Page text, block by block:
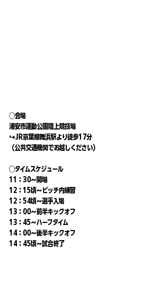
◯会場
浦安市運動公園陸上競技場
↪︎JR京葉線舞浜駅より徒歩17分
（公共交通機関でお越しください）
◯タイムスケジュール
11：30〜開場
12：15頃〜ピッチ内練習
12：54頃〜選手入場
13：00〜前半キックオフ
13：45〜ハーフタイム
14：00〜後半キックオフ
14：45頃〜試合終了